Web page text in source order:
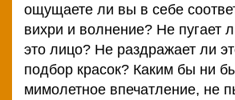
ощущаете ли вы в себе
вихри и волнение? Не пугает
это лицо? Не раздражает ли
подбор красок? Каким бы ни
мимолетное впечатление, не